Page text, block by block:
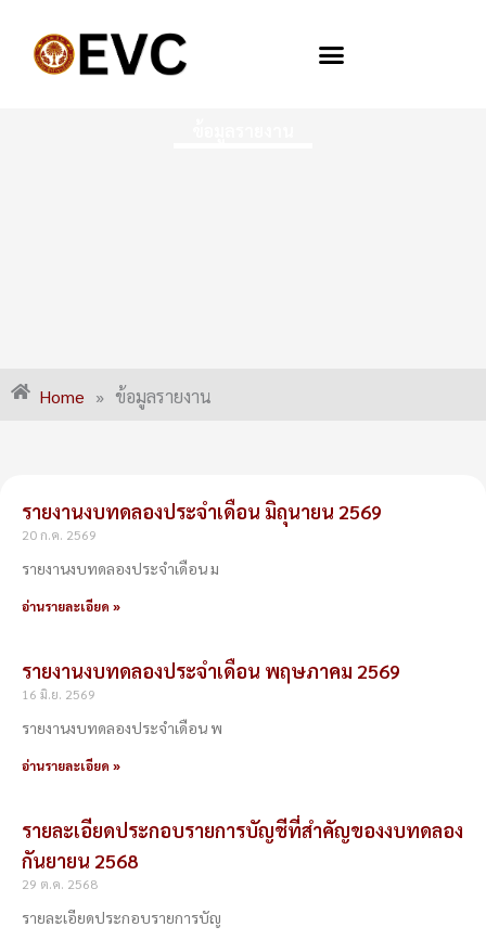
content
Home » ข้อมูลรายงาน
รายงานงบทดลองประจำเดือน มิถุนายน 2569
20 ก.ค. 2569
รายงานงบทดลองประจำเดือน ม
อ่านรายละเอียด »
รายงานงบทดลองประจำเดือน พฤษภาคม 2569
16 มิ.ย. 2569
รายงานงบทดลองประจำเดือน พ
อ่านรายละเอียด »
รายละเอียดประกอบรายการบัญชีที่สำคัญของงบทดลอง
กันยายน 2568
29 ต.ค. 2568
รายละเอียดประกอบรายการบัญ
Page Page